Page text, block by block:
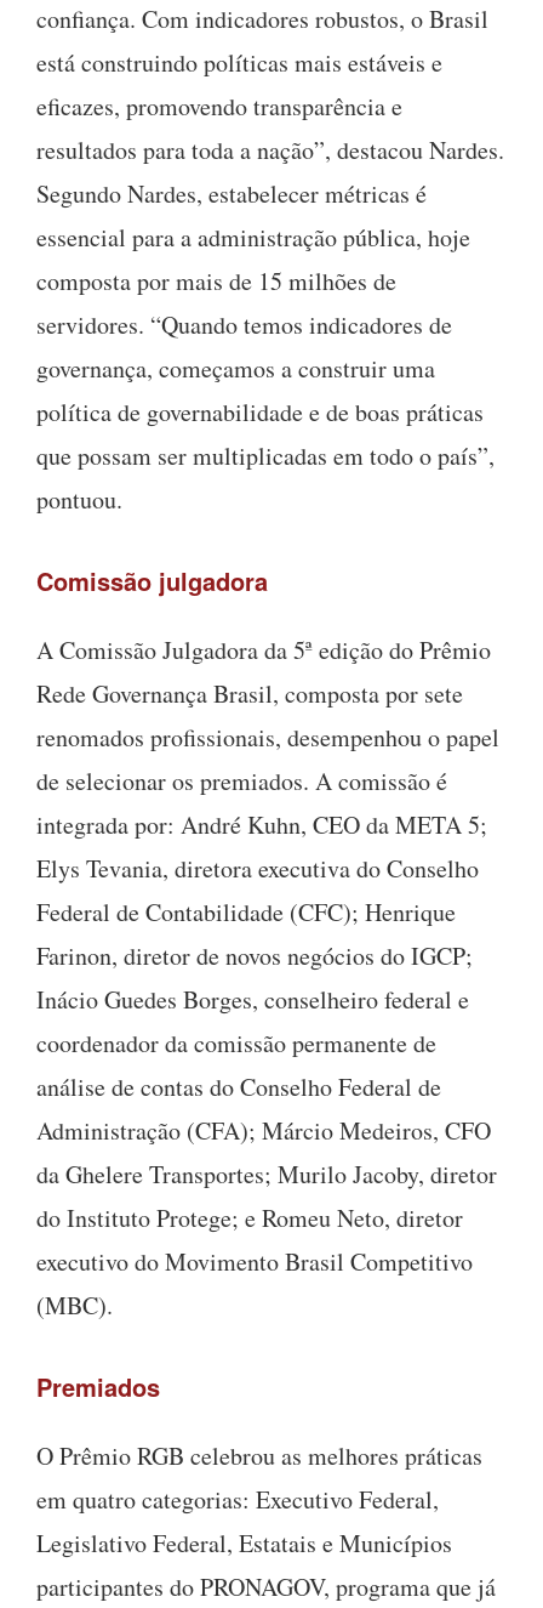
confiança. Com indicadores robustos, o Brasil
está construindo políticas mais estáveis e
eficazes, promovendo transparência e
resultados para toda a nação”, destacou Nardes.
Segundo Nardes, estabelecer métricas é
essencial para a administração pública, hoje
composta por mais de 15 milhões de
servidores. “Quando temos indicadores de
governança, começamos a construir uma
política de governabilidade e de boas práticas
que possam ser multiplicadas em todo o país”,
pontuou.
Comissão julgadora
A Comissão Julgadora da 5ª edição do Prêmio
Rede Governança Brasil, composta por sete
renomados profissionais, desempenhou o papel
de selecionar os premiados. A comissão é
integrada por: André Kuhn, CEO da META 5;
Elys Tevania, diretora executiva do Conselho
Federal de Contabilidade (CFC); Henrique
Farinon, diretor de novos negócios do IGCP;
Inácio Guedes Borges, conselheiro federal e
coordenador da comissão permanente de
análise de contas do Conselho Federal de
Administração (CFA); Márcio Medeiros, CFO
da Ghelere Transportes; Murilo Jacoby, diretor
do Instituto Protege; e Romeu Neto, diretor
executivo do Movimento Brasil Competitivo
(MBC).
Premiados
O Prêmio RGB celebrou as melhores práticas
em quatro categorias: Executivo Federal,
Legislativo Federal, Estatais e Municípios
participantes do PRONAGOV, programa que já